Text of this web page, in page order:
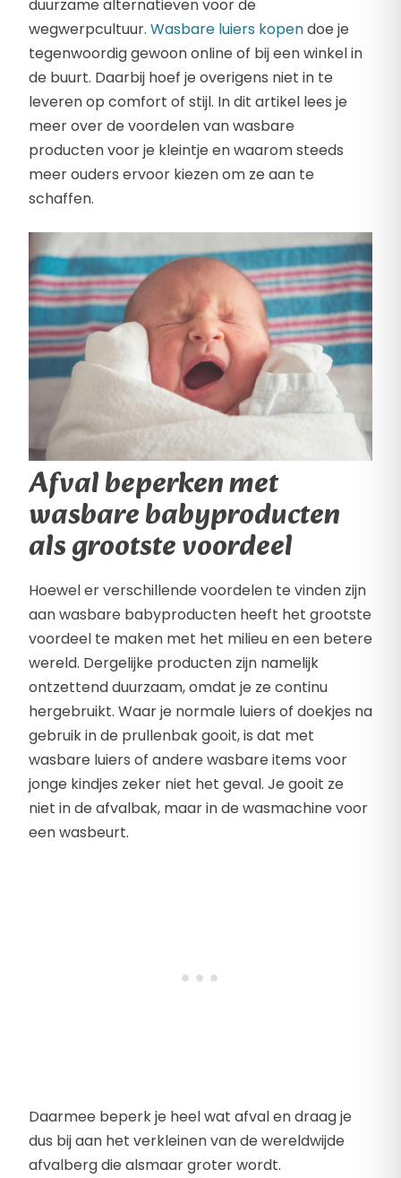
duurzame alternatieven voor de
wegwerpcultuur. Wasbare luiers kopendoe je
tegenwoordig gewoon online of bij een winkel in
de buurt. Daarbij hoef je overigens niet in te
leveren op comfort of stijl. In dit artikel lees je
meer over de voordelen van wasbare
producten voor je kleintje en waarom steeds
meer ouders ervoor kiezen om ze aan te
schaffen.
Afval beperken met
wasbare babyproducten
als grootste voordeel
Hoewel er verschillende voordelen te vinden zijn
aan wasbare babyproducten heeft het grootste
voordeel te maken met het milieu en een betere
wereld. Dergelijke producten zijn namelijk
ontzettend duurzaam, omdat je ze continu
hergebruikt. Waar je normale luiers of doekjes na
gebruik in de prullenbak gooit, is dat met
wasbare luiers of andere wasbare items voor
jonge kindjes zeker niet het geval. Je gooit ze
niet in de afvalbak, maar in de wasmachine voor
een wasbeurt.
Daarmee beperk je heel wat afval en draag je
dus bij aan het verkleinen van de wereldwijde
afvalberg die alsmaar groter wordt.